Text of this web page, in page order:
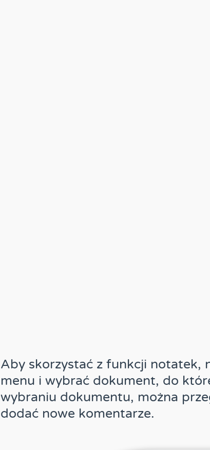
Aby skorzystać z funkcji notatek,
menu i wybrać dokument, do
wybraniu dokumentu, można
dodać nowe komentarze.